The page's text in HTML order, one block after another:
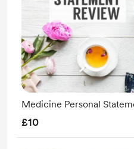
Medicine Personal
£10